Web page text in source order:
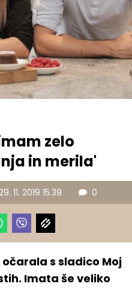
zelo
in merila'
11. 2019 15.39 0
s sladico Moj
Imata še veliko